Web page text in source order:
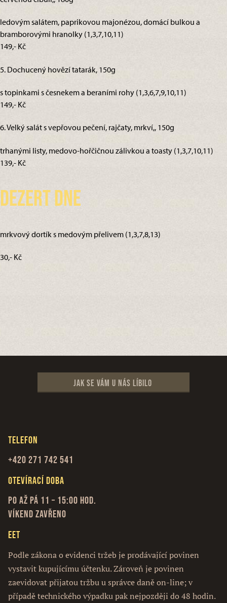
ledovým salátem, paprikovou majonézou, domácí bulkou a
bramborovými hranolky (1,3,7,10,11)
149,- Kč
5. Dochucený hovězí tatarák, 150g
s topinkami s česnekem a beraními rohy (1,3,6,7,9,10,11)
149,- Kč
6. Velký salát s vepřovou pečení, rajčaty, mrkví,, 150g
trhanými listy, medovo-hořčičnou zálivkou a toasty (1,3,7,10,11)
139,- Kč
Dezert dne
mrkvový dortík s medovým přelivem (1,3,7,8,13)
30,- Kč
Jak se vám u nás líbilo
Telefon
+420 271 742 541
Otevírací doba
Po až Pá 11 – 15:00 hod.
Víkend zavřeno
EET
Podle zákona o evidenci tržeb je prodávající povinen
vystavit kupujícímu účtenku. Zároveň je povinen
zaevidovat přijatou tržbu u správce daně on-line; v
případě technického výpadku pak nejpozději do 48 hodin.